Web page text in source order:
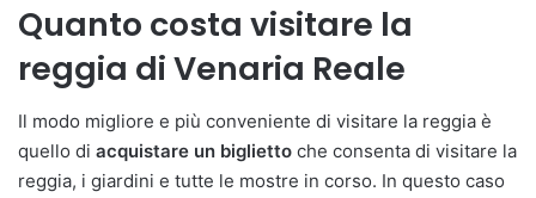
Quanto costa visitare la
reggia di Venaria Reale
Il modo migliore e più conveniente di visitare la reggia è
quello di acquistare un biglietto che consenta di visitare la
reggia, i giardini e tutte le mostre in corso. In questo caso